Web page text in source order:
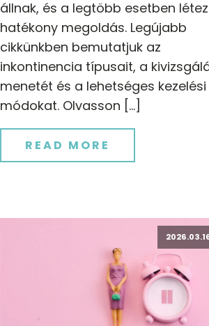
állnak, és a legtöbb esetben
hatékony megoldás. Legújabb
cikkünkben bemutatjuk az
inkontinencia típusait, a
menetét és a lehetséges kezelési
módokat. Olvasson […]
READ MORE